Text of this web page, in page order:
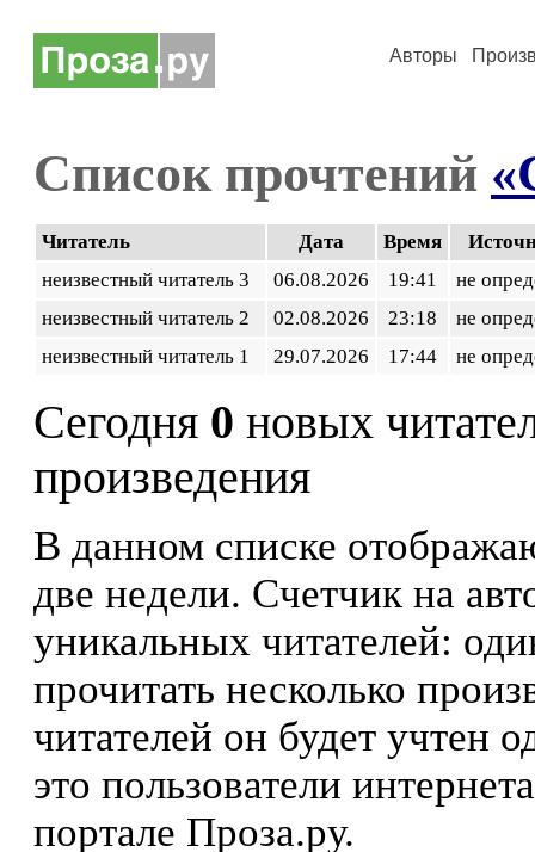
Авторы
Список прочтений
Читатель Дата Время
неизвестный читатель 3
06.08.2026 19:41
не
неизвестный читатель 2
02.08.2026 23:18
не
неизвестный читатель 1
29.07.2026 17:44 не
Сегодня 0 новых
произведения
В данном списке
две недели. Счетчик на
уникальных читателей:
прочитать несколько
читателей он будет учтен
это пользователи
портале Проза.ру.